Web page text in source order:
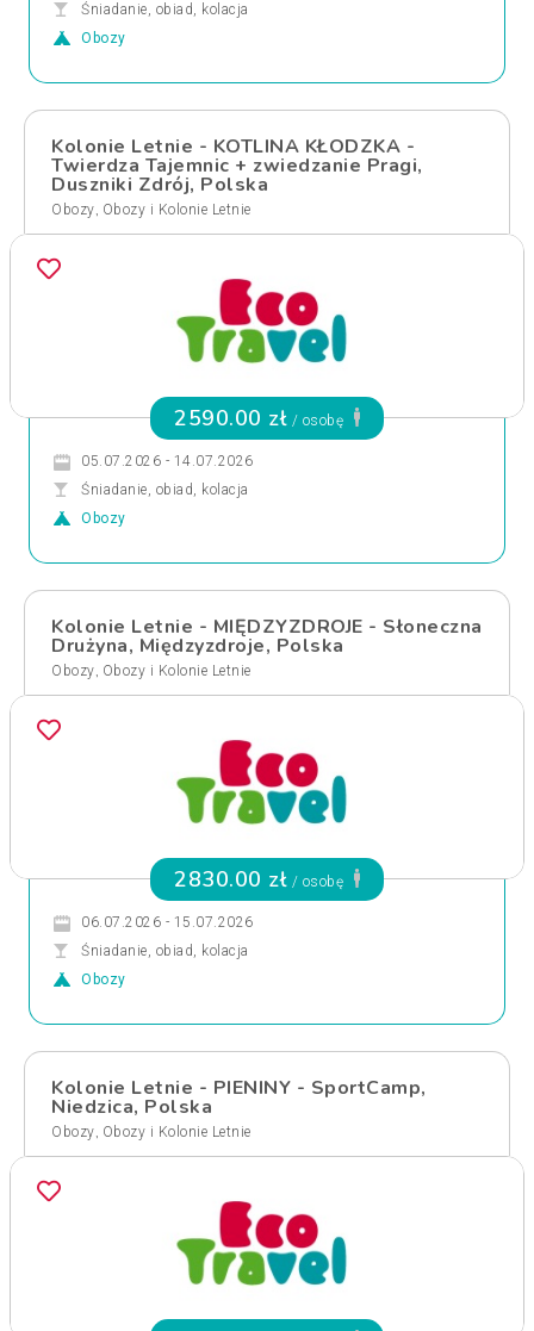
Śniadanie, obiad, kolacja
Obozy
Kolonie Letnie - KOTLINA KŁODZKA -
Twierdza Tajemnic + zwiedzanie Pragi,
Duszniki Zdrój, Polska
Obozy, Obozy i Kolonie Letnie
2590.00 zł / osobę
05.07.2026 - 14.07.2026
Śniadanie, obiad, kolacja
Obozy
Kolonie Letnie - MIĘDZYZDROJE - Słoneczna
Drużyna, Międzyzdroje, Polska
Obozy, Obozy i Kolonie Letnie
2830.00 zł / osobę
06.07.2026 - 15.07.2026
Śniadanie, obiad, kolacja
Obozy
Kolonie Letnie - PIENINY - SportCamp,
Niedzica, Polska
Obozy, Obozy i Kolonie Letnie